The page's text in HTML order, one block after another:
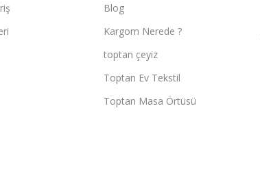
Blog
Kargom Nerede ?
toptan çeyiz
Toptan Ev Tekstil
Toptan Masa Örtüsü